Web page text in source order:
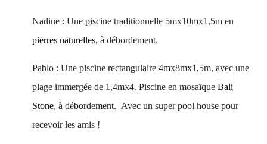
Nadine : Une piscine traditionnelle 5mx10mx1,5m en
pierres naturelles, à débordement.
Pablo : Une piscine rectangulaire 4mx8mx1,5m, avec une
plage immergée de 1,4mx4. Piscine en mosaïque Bali
Stone, à débordement. Avec un super pool house pour
recevoir les amis !